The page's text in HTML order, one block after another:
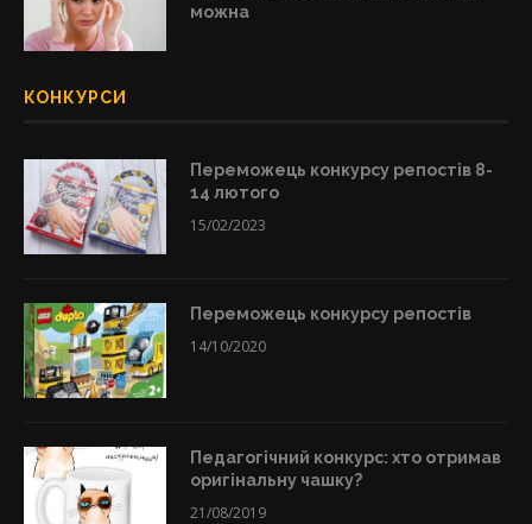
можна
КОНКУРСИ
Переможець конкурсу репостів 8-
14 лютого
15/02/2023
Переможець конкурсу репостів
14/10/2020
Педагогічний конкурс: хто отримав
оригінальну чашку?
21/08/2019